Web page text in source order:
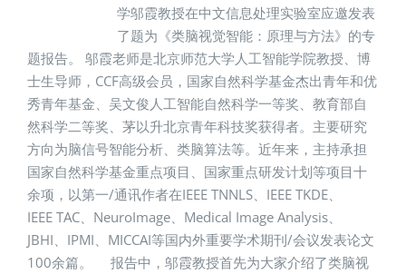
学邬霞教授在中文信息处理实验室应邀发表
了题为《类脑视觉智能：原理与方法》的专
题报告。 邬霞老师是北京师范大学人工智能学院教授、博
士生导师，CCF高级会员，国家自然科学基金杰出青年和优
秀青年基金、吴文俊人工智能自然科学一等奖、教育部自
然科学二等奖、茅以升北京青年科技奖获得者。主要研究
方向为脑信号智能分析、类脑算法等。近年来，主持承担
国家自然科学基金重点项目、国家重点研发计划等项目十
余项，以第一/通讯作者在IEEE TNNLS、IEEE TKDE、
IEEE TAC、NeuroImage、Medical Image Analysis、
JBHI、IPMI、MICCAI等国内外重要学术期刊/会议发表论文
100余篇。 报告中，邬霞教授首先为大家介绍了类脑视